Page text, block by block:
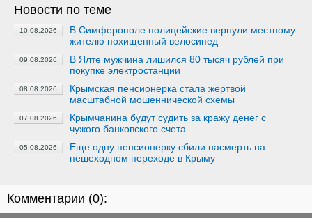
Новости по теме
10.08.2026
В Симферополе полицейские вернули местному
жителю похищенный велосипед
09.08.2026
В Ялте мужчина лишился 80 тысяч рублей при
покупке электростанции
08.08.2026
Крымская пенсионерка стала жертвой
масштабной мошеннической схемы
07.08.2026
Крымчанина будут судить за кражу денег с
чужого банковского счета
05.08.2026
Еще одну пенсионерку сбили насмерть на
пешеходном переходе в Крыму
Комментарии (0):